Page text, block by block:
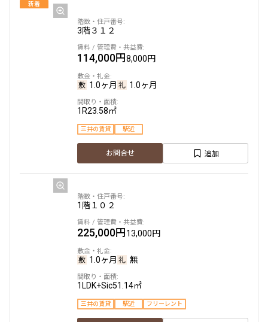
新着
3階３１２
114,000円8,000円
1.0ヶ月 1.0ヶ月
1R23.58㎡
三井の賃貸 駅近
お問合せ 追加
1階１０２
225,000円13,000円
1.0ヶ月 無
1LDK+Sic51.14㎡
三井の賃貸 駅近 フリーレント